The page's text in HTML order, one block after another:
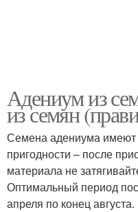
Адениум из
из семян
Семена адениума
пригодности – после
материала не
Оптимальный период
апреля по конец августа.